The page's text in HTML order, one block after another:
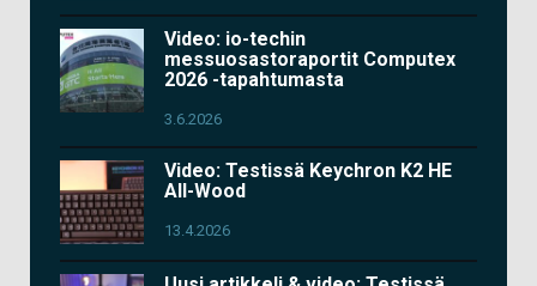
Video: io-techin
messuosastoraportit Computex
2026 -tapahtumasta
3.6.2026
Video: Testissä Keychron K2 HE
All-Wood
13.4.2026